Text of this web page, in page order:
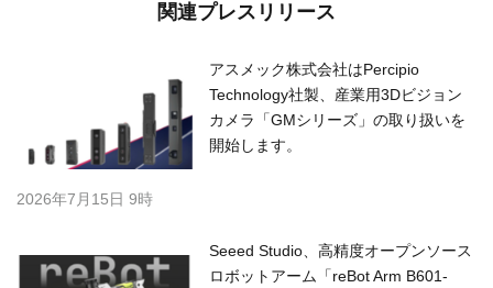
関連プレスリリース
アスメック株式会社はPercipio
Technology社製、産業用3Dビジョン
カメラ「GMシリーズ」の取り扱いを
開始します。
2026年7月15日 9時
Seeed Studio、高精度オープンソース
ロボットアーム「reBot Arm B601-